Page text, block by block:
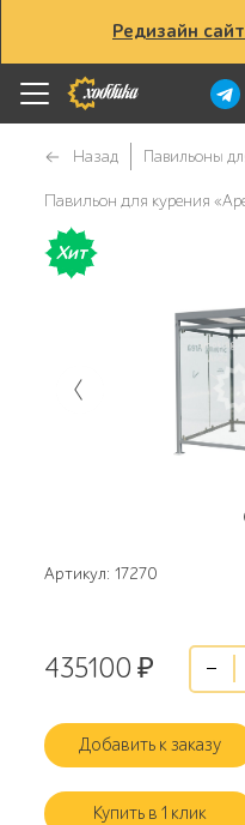
Редизайн
Назад Павильоны
Павильон для курения
Хит
Артикул: 17270
435100 ₽
Добавить к заказу
Купить в 1 клик